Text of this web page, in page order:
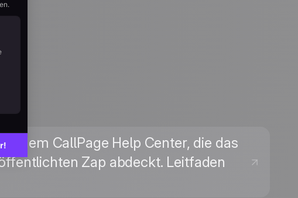
dem CallPage Help Center, die das
Zap abdeckt. Leitfaden